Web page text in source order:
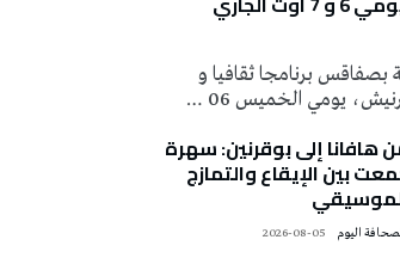
بصفاقس برنامجا ثقافيا و
يومي الخميس 06 …
هافانا إلى بوقرنين: سهرة
بين الإيقاع والتمازج
2026-08-05